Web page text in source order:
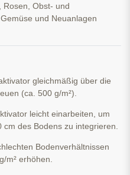
Rosen, Obst- und
und Neuanlagen
gleichmäßig über die
(ca. 500 g/m²).
leicht einarbeiten, um
des Bodens zu integrieren.
Bodenverhältnissen
m² erhöhen.